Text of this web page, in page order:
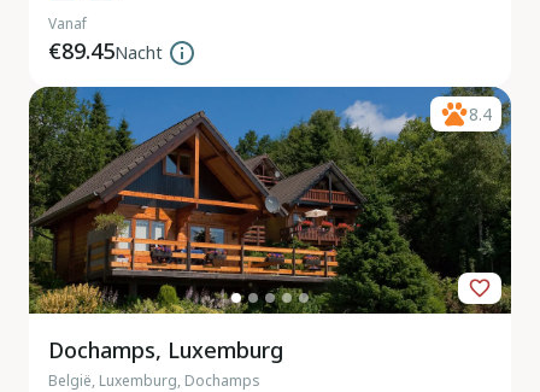
Vanaf
€89.45Nacht
8.4
Dochamps, Luxemburg
België, Luxemburg, Dochamps